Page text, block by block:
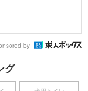
by
グ